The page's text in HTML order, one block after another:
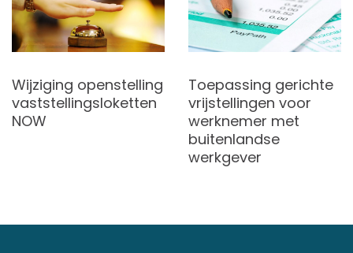
Wijziging openstelling
vaststellingsloketten
NOW
Toepassing gerichte
vrijstellingen voor
werknemer met
buitenlandse
werkgever